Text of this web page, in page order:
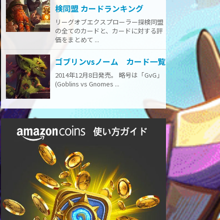
検同盟 カードランキング
リーグオブエクスプローラー探検同盟
の全てのカードと、カードに対する評
価をまとめて ...
ゴブリンvsノーム カード一覧
2014年12月8日発売。 略号は「GvG」
(Goblins vs Gnomes ...